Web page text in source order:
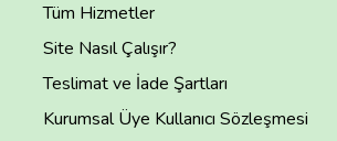
Tüm Hizmetler
Site Nasıl Çalışır?
Teslimat ve İade Şartları
Kurumsal Üye Kullanıcı Sözleşmesi